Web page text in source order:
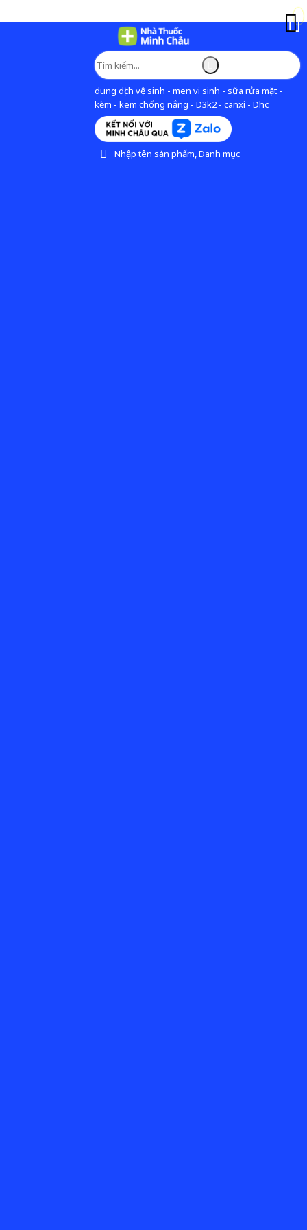
dung dịch vệ sinh - men vi sinh - sữa rửa mặt -
kẽm - kem chống nắng - D3k2 - canxi - Dhc
Nhập tên sản phẩm, Danh mục